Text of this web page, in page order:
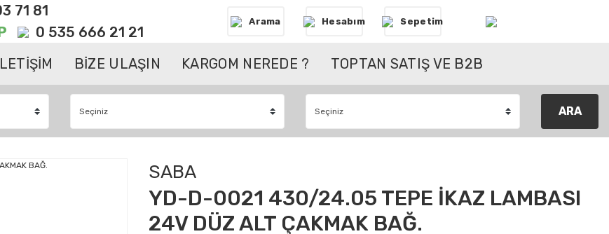
71 81
0 535 666 21 21
Arama Hesabım Sepetim
BİZE ULAŞIN KARGOM NEREDE ? TOPTAN SATIŞ VE B2B
ARA
SABA
YD-D-0021 430/24.05 TEPE İKAZ LAMBASI
24V DÜZ ALT ÇAKMAK BAĞ.